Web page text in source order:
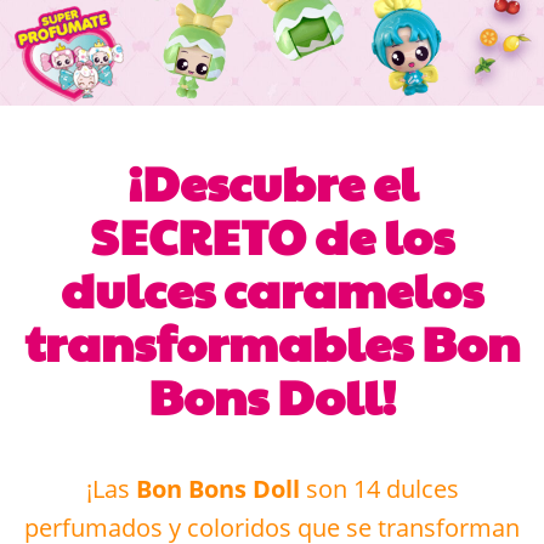
¡Descubre el
SECRETO de los
dulces caramelos
transformables Bon
Bons Doll!
¡Las Bon Bons Doll son 14 dulces
perfumados y coloridos que se transforman